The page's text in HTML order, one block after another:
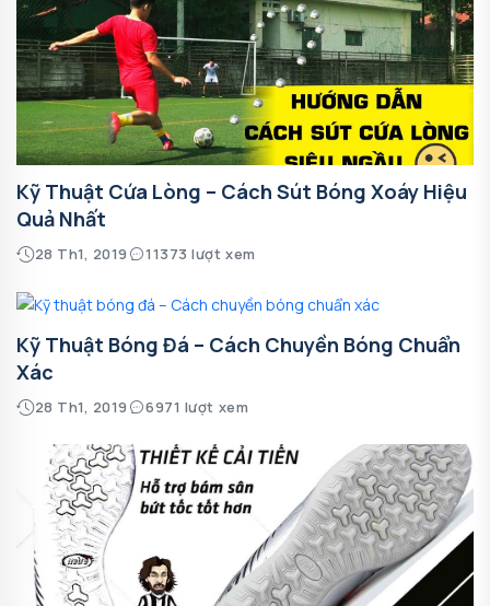
Kỹ Thuật Cứa Lòng – Cách Sút Bóng Xoáy Hiệu
Quả Nhất
28 Th1, 2019 11373 lượt xem
Kỹ Thuật Bóng Đá – Cách Chuyền Bóng Chuẩn
Xác
28 Th1, 2019 6971 lượt xem